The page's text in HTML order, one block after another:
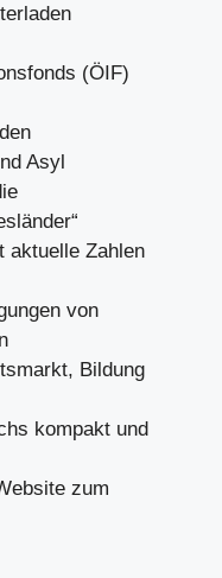
(ÖIF)
Asyl
aktuelle Zahlen
von
Bildung
kompakt und
zum